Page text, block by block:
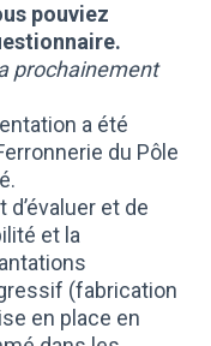
pouviez
prochainement
a été
du Pôle
et de
et la
(fabrication
en place en